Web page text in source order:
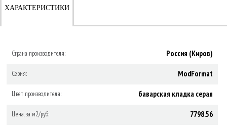
ХАРАКТЕРИСТИКИ
Страна производителя: Россия (Киров)
Серия: ModFormat
Цвет производителя: баварская кладка серая
Цена, за м2/руб: 7798.56